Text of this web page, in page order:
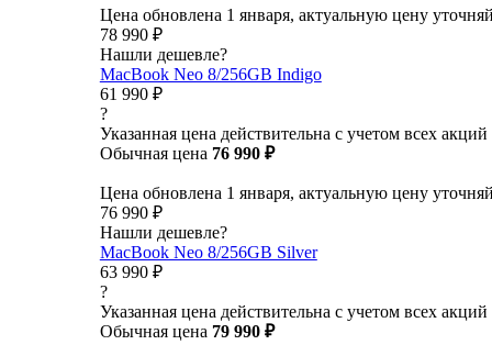
Цена обновлена 1 января, актуальную цену
78 990 ₽
Нашли дешевле?
MacBook Neo 8/256GB Indigo
61 990 ₽
?
Указанная цена действительна с учетом всех акций
Обычная цена 76 990 ₽
Цена обновлена 1 января, актуальную цену
76 990 ₽
Нашли дешевле?
MacBook Neo 8/256GB Silver
63 990 ₽
?
Указанная цена действительна с учетом всех акций
Обычная цена 79 990 ₽